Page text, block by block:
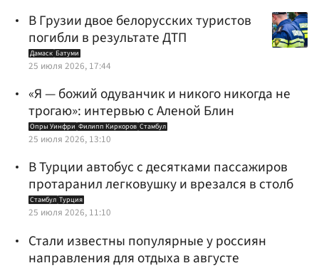
В Грузии двое белорусских туристов
погибли в результате ДТП
Дамаск Батуми
25 июля 2026, 17:44
«Я — божий одуванчик и никого никогда не
трогаю»: интервью с Аленой Блин
Опры Уинфри Филипп Киркоров Стамбул
25 июля 2026, 13:10
В Турции автобус с десятками пассажиров
протаранил легковушку и врезался в столб
Стамбул Турция
25 июля 2026, 11:10
Стали известны популярные у россиян
направления для отдыха в августе